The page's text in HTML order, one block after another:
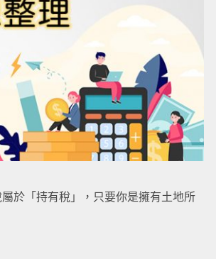
於「持有稅」，只要你是擁有土地所